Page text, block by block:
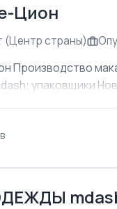
Цион
(Центр страны)
Производство
упаковщики